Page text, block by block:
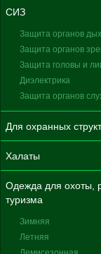
СИЗ
Защита органов
Защита органов
Защита головы и
Диэлектрика
Защита органов
Для охранных
Халаты
Одежда для охоты,
туризма
Зимняя
Летняя